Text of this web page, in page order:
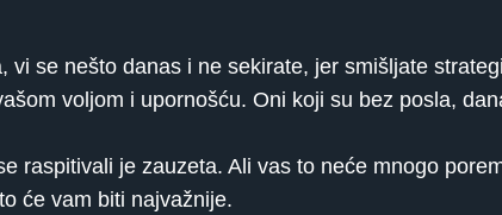
se nešto danas i ne sekirate, jer smišljate
voljom i upornošću. Oni koji su bez posla,
raspitivali je zauzeta. Ali vas to neće mnogo
će vam biti najvažnije.